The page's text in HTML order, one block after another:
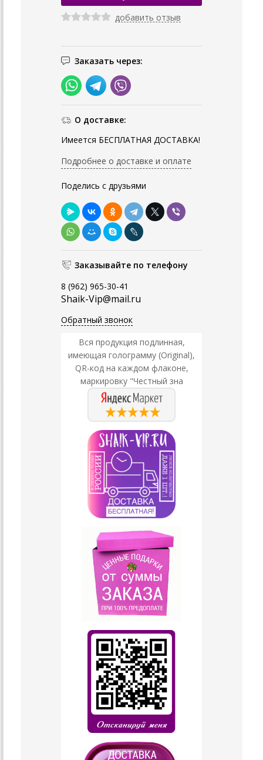
добавить отзыв
Заказать через:
О доставке:
Имеется БЕСПЛАТНАЯ ДОСТАВКА!
Подробнее о доставке и оплате
Поделись с друзьями
Заказывайте по телефону
8 (962) 965-30-41
Shaik-Vip@mail.ru
Обратный звонок
Вся продукция подлинная,
имеющая голограмму (Original),
QR-код на каждом флаконе,
маркировку "Честный зна